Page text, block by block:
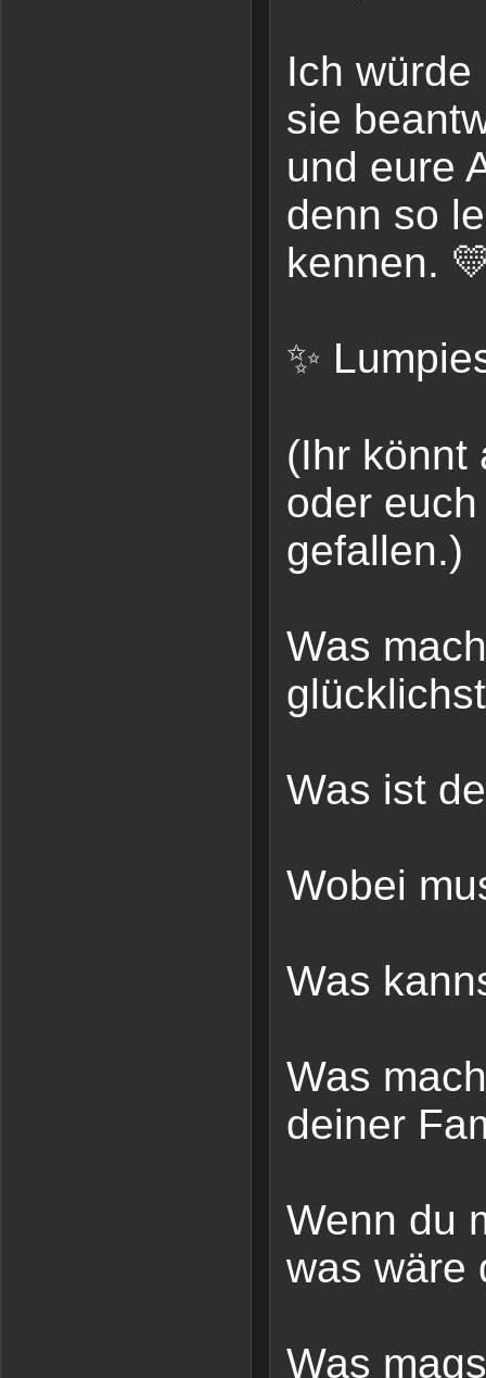
Ich
sie
und eure
denn so
kennen.
✨
(Ihr könnt
oder
gefallen.)
Was
Was ist
Wobei
Was
Was
deiner
Wenn du
was wäre
Was